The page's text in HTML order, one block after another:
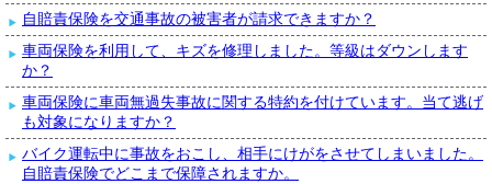
自賠責保険を交通事故の被害者が請求できますか？
車両保険を利用して、キズを修理しました。等級はダウンします
か？
車両保険に車両無過失事故に関する特約を付けています。当て逃げ
も対象になりますか？
バイク運転中に事故をおこし、相手にけがをさせてしまいました。
自賠責保険でどこまで保障されますか。